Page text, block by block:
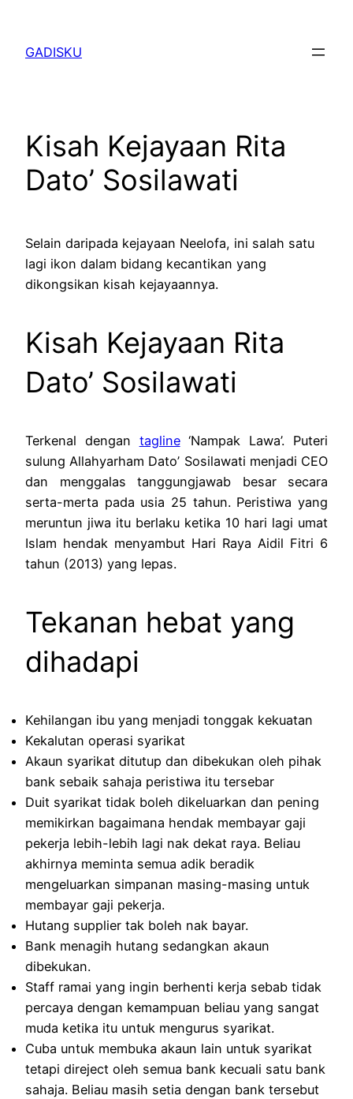
content
GADISKU
Kisah Kejayaan Rita
Dato’ Sosilawati
Selain daripada kejayaan Neelofa, ini salah satu
lagi ikon dalam bidang kecantikan yang
dikongsikan kisah kejayaannya.
Kisah Kejayaan Rita
Dato’ Sosilawati
Terkenal dengan tagline‘Nampak Lawa’. Puteri
sulung Allahyarham Dato’ Sosilawati menjadi CEO
dan menggalas tanggungjawab besar secara
serta-merta pada usia 25 tahun. Peristiwa yang
meruntun jiwa itu berlaku ketika 10 hari lagi umat
Islam hendak menyambut Hari Raya Aidil Fitri 6
tahun (2013) yang lepas.
Tekanan hebat yang
dihadapi
Kehilangan ibu yang menjadi tonggak kekuatan
Kekalutan operasi syarikat
Akaun syarikat ditutup dan dibekukan oleh pihak
bank sebaik sahaja peristiwa itu tersebar
Duit syarikat tidak boleh dikeluarkan dan pening
memikirkan bagaimana hendak membayar gaji
pekerja lebih-lebih lagi nak dekat raya. Beliau
akhirnya meminta semua adik beradik
mengeluarkan simpanan masing-masing untuk
membayar gaji pekerja.
Hutang supplier tak boleh nak bayar.
Bank menagih hutang sedangkan akaun
dibekukan.
Staff ramai yang ingin berhenti kerja sebab tidak
percaya dengan kemampuan beliau yang sangat
muda ketika itu untuk mengurus syarikat.
Cuba untuk membuka akaun lain untuk syarikat
tetapi direject oleh semua bank kecuali satu bank
sahaja. Beliau masih setia dengan bank tersebut